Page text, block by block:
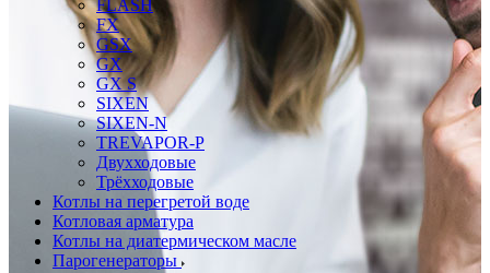
FLASH
FX
GSX
GX
GX S
SIXEN
SIXEN-N
TREVAPOR-P
Двухходовые
Трёхходовые
Котлы на перегретой воде
Котловая арматура
Котлы на диатермическом масле
Парогенераторы